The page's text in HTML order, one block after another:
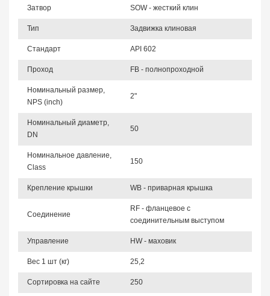
Затвор SOW - жесткий клин
Тип Задвижка клиновая
Стандарт API 602
Проход FB - полнопроходной
Номинальный размер,
NPS (inch)
2"
Номинальный диаметр,
DN
50
Номинальное давление,
Class
150
Крепление крышки WB - приварная крышка
Соединение
RF - фланцевое с
соединительным выступом
Управление HW - маховик
Вес 1 шт (кг) 25,2
Сортировка на сайте 250